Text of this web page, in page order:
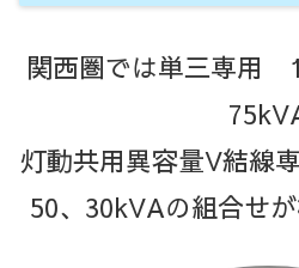
関西圏では単三専用
灯動共用異容量V結線
50、30kVAの組合せ